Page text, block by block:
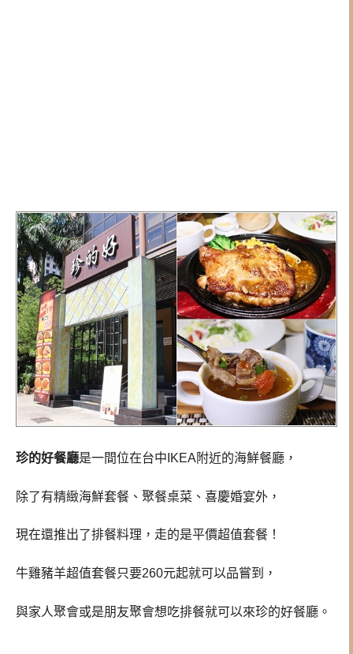
珍的好餐廳是一間位在台中IKEA附近的海鮮餐廳，
除了有精緻海鮮套餐、聚餐桌菜、喜慶婚宴外，
現在還推出了排餐料理，走的是平價超值套餐！
牛雞豬羊超值套餐只要260元起就可以品嘗到，
與家人聚會或是朋友聚會想吃排餐就可以來珍的好餐廳。